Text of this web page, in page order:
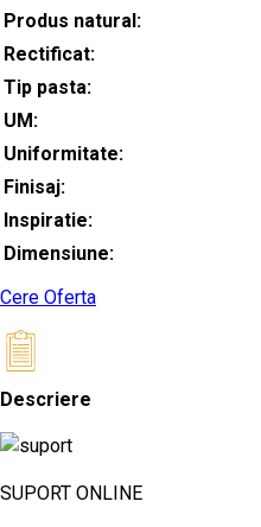
Produs natural:
Rectificat:
Tip pasta:
UM:
Uniformitate:
Finisaj:
Inspiratie:
Dimensiune:
Cere Oferta
Descriere
SUPORT ONLINE